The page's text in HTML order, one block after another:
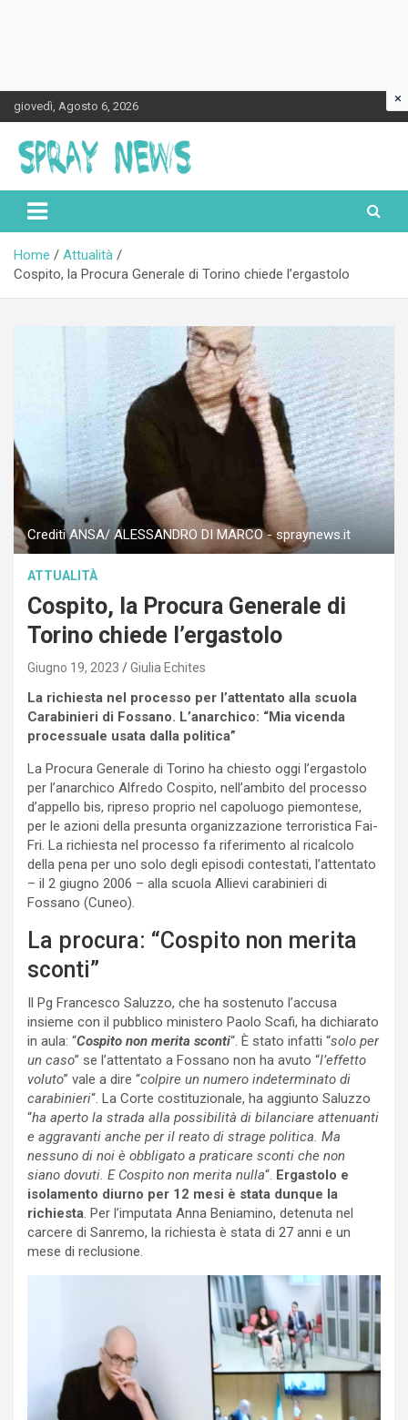
Skip
to
content
giovedì, Agosto 6, 2026
Spraynews.it
Home
Attualità
Cospito, la Procura Generale di Torino chiede l’ergastolo
Crediti ANSA/ ALESSANDRO DI MARCO - spraynews.it
ATTUALITÀ
Cospito, la Procura Generale di
Torino chiede l’ergastolo
Giugno 19, 2023 Giulia Echites
La richiesta nel processo per l’attentato alla scuola
Carabinieri di Fossano. L’anarchico: “Mia vicenda
processuale usata dalla politica”
La Procura Generale di Torino ha chiesto oggi l’ergastolo
per l’anarchico Alfredo Cospito, nell’ambito del processo
d’appello bis, ripreso proprio nel capoluogo piemontese,
per le azioni della presunta organizzazione terroristica Fai-
Fri. La richiesta nel processo fa riferimento al ricalcolo
della pena per uno solo degli episodi contestati, l’attentato
– il 2 giugno 2006 – alla scuola Allievi carabinieri di
Fossano (Cuneo).
La procura: “Cospito non merita
sconti”
Il Pg Francesco Saluzzo, che ha sostenuto l’accusa
insieme con il pubblico ministero Paolo Scafi, ha dichiarato
in aula: “Cospito non merita sconti“. È stato infatti “solo per
un caso” se l’attentato a Fossano non ha avuto “l’effetto
voluto” vale a dire “colpire un numero indeterminato di
carabinieri“. La Corte costituzionale, ha aggiunto Saluzzo
“ha aperto la strada alla possibilità di bilanciare attenuanti
e aggravanti anche per il reato di strage politica. Ma
nessuno di noi è obbligato a praticare sconti che non
siano dovuti. E Cospito non merita nulla“. Ergastolo e
isolamento diurno per 12 mesi è stata dunque la
richiesta. Per l’imputata Anna Beniamino, detenuta nel
carcere di Sanremo, la richiesta è stata di 27 anni e un
mese di reclusione.
×